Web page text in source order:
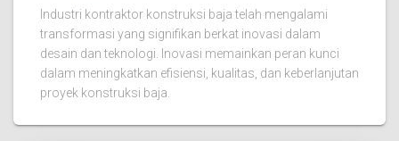
Industri kontraktor konstruksi baja telah mengalami
transformasi yang signifikan berkat inovasi dalam
desain dan teknologi. Inovasi memainkan peran kunci
dalam meningkatkan efisiensi, kualitas, dan keberlanjutan
proyek konstruksi baja.